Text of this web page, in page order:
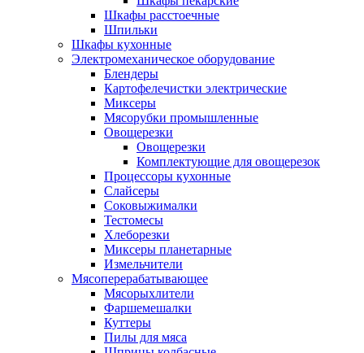
Шкафы расстоечные
Шпильки
Шкафы кухонные
Электромеханическое оборудование
Блендеры
Картофелечистки электрические
Миксеры
Мясорубки промышленные
Овощерезки
Овощерезки
Комплектующие для овощерезок
Процессоры кухонные
Слайсеры
Соковыжималки
Тестомесы
Хлеборезки
Миксеры планетарные
Измельчители
Мясоперерабатывающее
Мясорыхлители
Фаршемешалки
Куттеры
Пилы для мяса